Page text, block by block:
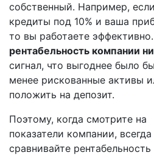
собственный. Например,
кредиты под 10% и ваша
то вы работаете
рентабельность компании
сигнал, что выгоднее было
менее рискованные активы
положить на депозит.
Поэтому, когда смотрите на
показатели компании, всегда
сравнивайте рентабельность